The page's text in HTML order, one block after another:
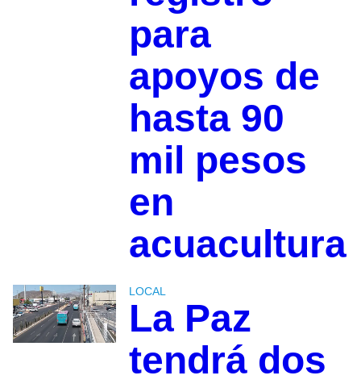
para
apoyos de
hasta 90
mil pesos
en
acuacultura
LOCAL
La Paz
tendrá dos